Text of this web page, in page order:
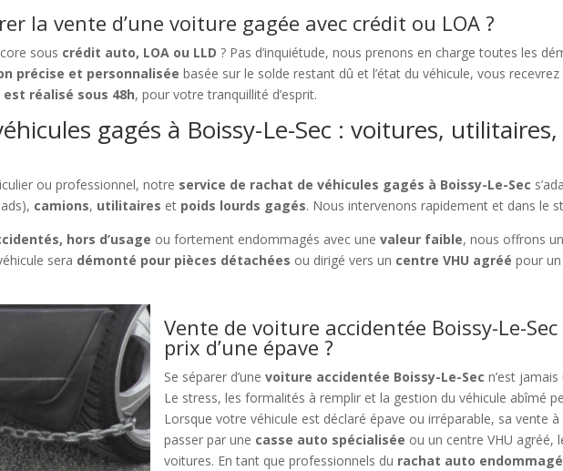
la vente d’une voiture gagée avec crédit ou LOA ?
sous crédit auto, LOA ou LLD ? Pas d’inquiétude, nous prenons en charge toutes les
précise et personnalisée basée sur le solde restant dû et l’état du véhicule, vous recevrez
réalisé sous 48h, pour votre tranquillité d’esprit.
gagés à Boissy-Le-Sec : voitures,
ou professionnel, notre service de rachat de véhicules gagés à Boissy-Le-Sec
camions, utilitaires et poids lourds gagés. Nous intervenons rapidement et dans le
hors d’usage ou fortement endommagés avec unevaleur faible, nous offrons
sera démonté pour pièces détachées ou dirigé vers un centre VHU agréé pour
Vente de voiture accidentée Boissy-Le-
prix d’une épave ?
Se séparer d’unevoiture accidentée Boissy-Le-Sec n’est
Le stress, les formalités à remplir et la gestion du véhicule abîmé
Lorsque votre véhicule est déclaré épave ou irréparable, sa vente
passer par une casse auto spécialisée ou un centre VHU agréé,
voitures. En tant que professionnels du rachat auto endommagé